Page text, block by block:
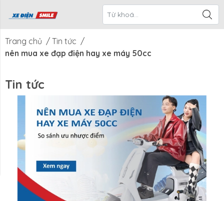
Xe Điện
Smile
CTKM Tháng Blog
Trang chủ / Tin tức /
nên mua xe đạp điện hay xe máy 50cc
Tin tức